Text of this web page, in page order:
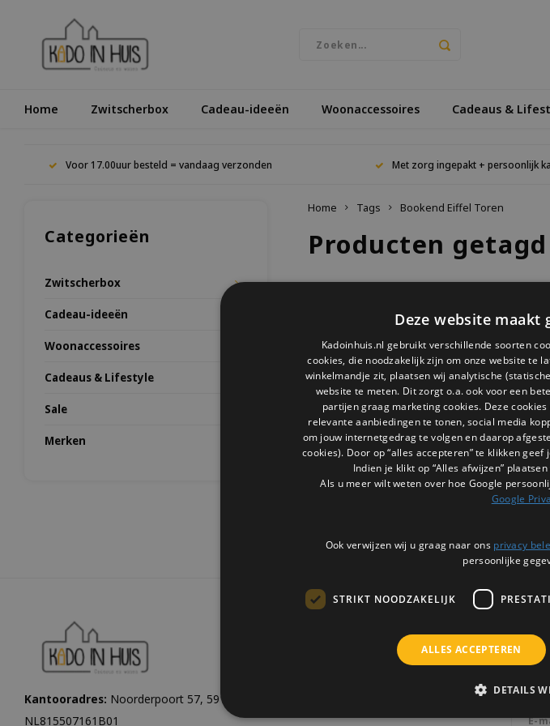
Home Zwitscherbox Cadeau-ideeën Woonaccessoires Cadeaus &
Voor 17.00uur besteld = vandaag verzonden Met zorg ingepakt + persoonlijk
Categorieën
Zwitscherbox
Cadeau-ideeën
Woonaccessoires
Cadeaus & Lifestyle
Sale
Merken
Home Tags Bookend Eiffel Toren
Producten
Geen producten gevonden!...
Kantooradres: Noorderpoort 57, 5916 PJ Venlo |
NL815507161B01
via
Deze website maakt
Kadoinhuis.nl gebruikt verschillende soorten
cookies, die noodzakelijk zijn om onze website te
winkelmandje zit, plaatsen wij analytische
website te meten. Dit zorgt o.a. ook voor een
partijen graag marketing cookies. Deze
relevante aanbiedingen te tonen, social media
om jouw internetgedrag te volgen en daarop
cookies). Door op “alles accepteren” te klikken
Indien je klikt op “Alles afwijzen”
Als u meer wilt weten over hoe Google
Google
Ook verwijzen wij u graag naar ons privacy
persoonlijke
STRIKT NOODZAKELIJK
ALLES ACCEPTEREN
DETAILS